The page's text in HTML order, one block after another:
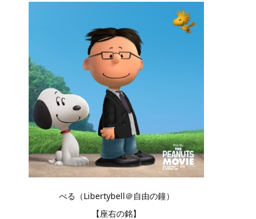
べる（Libertybell＠自由の鐘）
【座右の銘】